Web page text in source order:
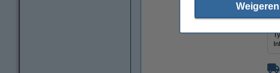
Weigeren